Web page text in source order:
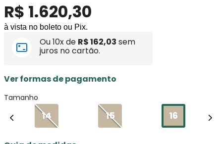
R$ 1.620,30
à vista no boleto ou Pix.
Ou10x de R$162,03 sem
juros no cartão.
Ver formas de pagamento
Tamanho
14 15 16